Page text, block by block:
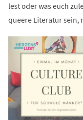
lest oder was euch
queere Literatur sein,